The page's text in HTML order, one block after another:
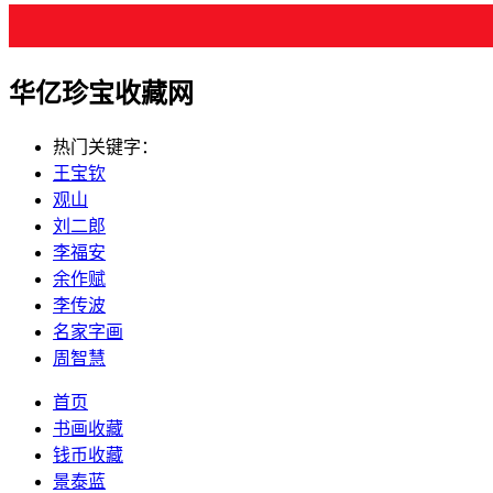
华亿珍宝收藏网
热门关键字：
王宝钦
观山
刘二郎
李福安
余作赋
李传波
名家字画
周智慧
首页
书画收藏
钱币收藏
景泰蓝